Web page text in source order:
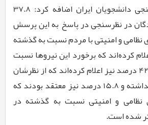
دانشجویان ایران اضافه کرد: 37.8
در نظرسنجی در پاسخ به این پرسش
نظامی و امنیتی با مردم نسبت به گذشته
کرده‌اند که برخورد این نیروها نسبت
درصد نیز اعلام کرده‌اند که از نظرشان
و15.8درصد نیز معتقد بودند که
نظامی و امنیتی نسبت به گذشته در
شده است.